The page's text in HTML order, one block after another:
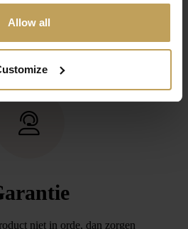
Allow all
door u betaalde bedrag wordt
niet in orde, dan zorgen